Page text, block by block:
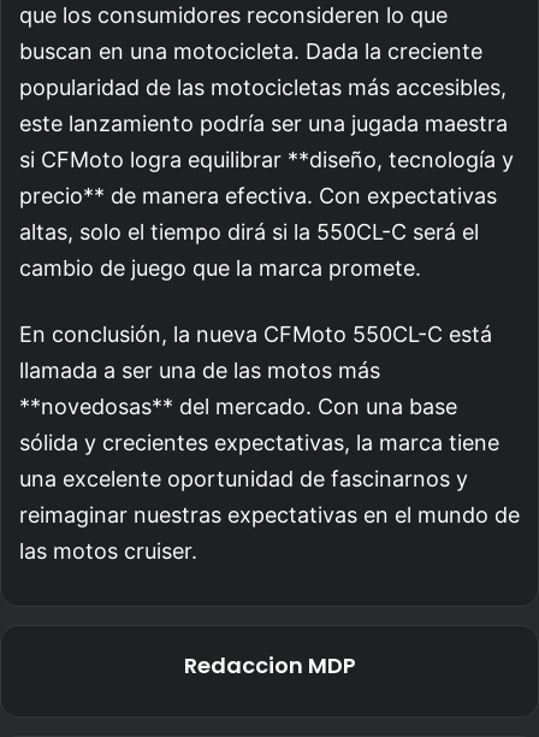
que los consumidores reconsideren lo que
buscan en una motocicleta. Dada la creciente
popularidad de las motocicletas más accesibles,
este lanzamiento podría ser una jugada maestra
si CFMoto logra equilibrar **diseño, tecnología y
precio** de manera efectiva. Con expectativas
altas, solo el tiempo dirá si la 550CL-C será el
cambio de juego que la marca promete.
En conclusión, la nueva CFMoto 550CL-C está
llamada a ser una de las motos más
**novedosas** del mercado. Con una base
sólida y crecientes expectativas, la marca tiene
una excelente oportunidad de fascinarnos y
reimaginar nuestras expectativas en el mundo de
las motos cruiser.
Redaccion MDP